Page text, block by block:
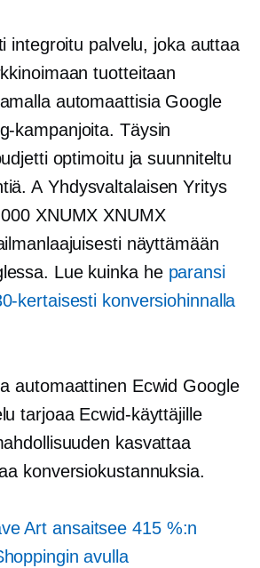
integroitu palvelu, joka auttaa
tuotteitaan
automaattisia Google
kampanjoita. Täysin
optimoitu ja suunniteltu
A Yhdysvaltalaisen Yritys
XNUMX XNUMX
näyttämään
Lue kuinka he paransi
kertaisesti konversiohinnalla
automaattinen Ecwid Google
tarjoaa Ecwid-käyttäjille
kasvattaa
konversiokustannuksia.
Art ansaitsee 415 %:n
avulla